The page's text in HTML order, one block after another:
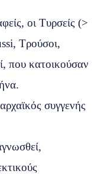
οι Τυρσείς (>
Τρούσοι,
που κατοικούσαν
συγγενής